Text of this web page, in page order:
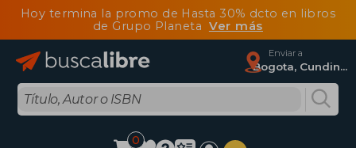
Hoy termina la promo de Hasta 30% dcto en libros
de Grupo Planeta Ver más
Enviar a
Bogota, Cundinamarca
0